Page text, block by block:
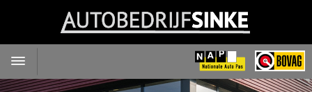
Toggle
navigation